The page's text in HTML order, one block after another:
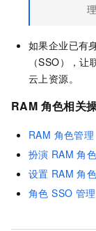
如果企业已有
（SSO），
云上资源。
RAM 角色相关
RAM 角色管理
扮演 RAM 角色
设置 RAM 角
角色 SSO 管理